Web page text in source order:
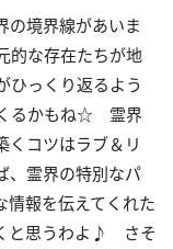
の境界線があいま
的な存在たちが地
ひっくり返るよう
くるかもね☆ 霊界
くコツはラブ＆リ
霊界の特別なパ
情報を伝えてくれた
と思うわよ♪ さそ